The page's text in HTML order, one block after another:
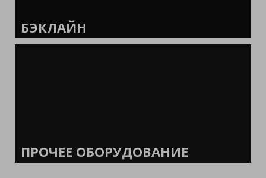
БЭКЛАЙН
ПРОЧЕЕ ОБОРУДОВАНИЕ